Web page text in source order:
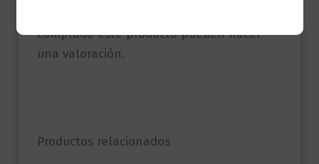
comprado este producto pueden hacer
una valoración.
Productos relacionados